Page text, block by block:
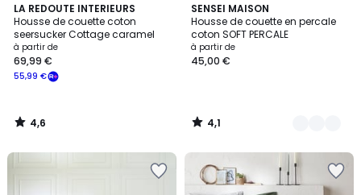
LA REDOUTE INTERIEURS
Housse de couette coton
seersucker Cottage caramel
à partir de
55,99 €
69,99 €
4,6
/ 5
4,6
/
SENSEI MAISON
Housse de couette en percale
coton SOFT PERCALE
à partir de
45,00 €
4,1
/ 5
24
Couleurs
4,1
/